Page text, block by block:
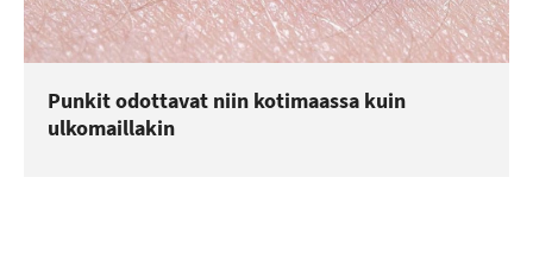
Punkit odottavat niin kotimaassa kuin
ulkomaillakin